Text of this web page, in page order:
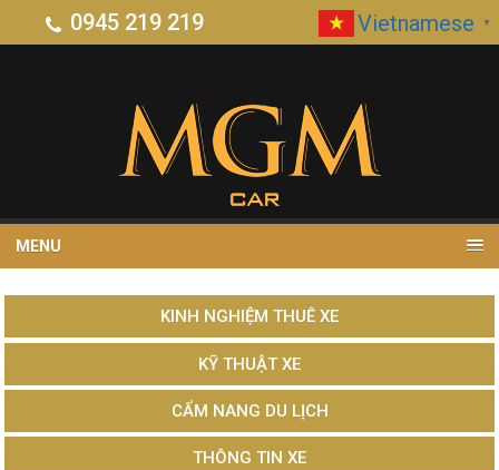
0945 219 219 Vietnamese ▼
MENU
KINH NGHIỆM THUÊ XE
KỸ THUẬT XE
CẨM NANG DU LỊCH
THÔNG TIN XE